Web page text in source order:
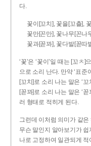
다.
꽃이[꼬치], 꽃을[꼬츨],
꽃만[꼰만], 꽃나무[꼰나
꽃과[꼳꽈], 꽃다발[꼳따
‘꽃’은 ‘꽃이’일 때는 [꼬ㅊ]
으로 소리 난다. 만약 ‘표
[꼬치]로 소리 나는 말은 ‘
[꼳꽈]로 소리 나는 말은 ‘꼳
러 형태로 적히게 된다.
그런데 이처럼 의미가 같은
무슨 말인지 알아보기가
나로 고정하여 일관되게 적